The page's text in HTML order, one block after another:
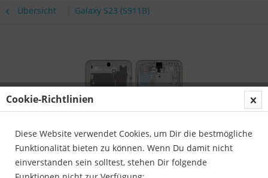
Übersicht Galaxy S23 (S911B)
Cookie-Richtlinien
Diese Website verwendet Cookies, um Dir die bestmögliche
Funktionalität bieten zu können. Wenn Du damit nicht
einverstanden sein solltest, stehen Dir folgende